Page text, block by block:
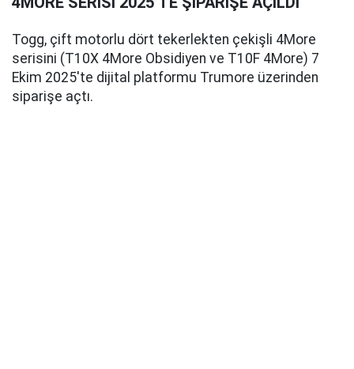
Togg, çift motorlu dört tekerlekten çekişli 4More
serisini (T10X 4More Obsidiyen ve T10F 4More) 7
Ekim 2025'te dijital platformu Trumore üzerinden
siparişe açtı.